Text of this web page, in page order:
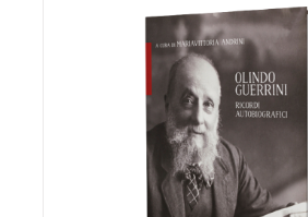
AGGIUNGI AL CARRELLO